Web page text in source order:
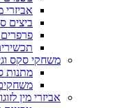
אביזרי
ביצים
פרפרים
משחקי סקס
מתנות
אביזרי מין